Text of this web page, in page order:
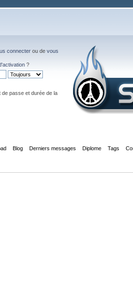
connecter ou de vous
?
de passe et durée de la
Blog Derniers messages Diplome Tags